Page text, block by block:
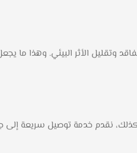
الأثر البيئي. وهذا ما يجعل